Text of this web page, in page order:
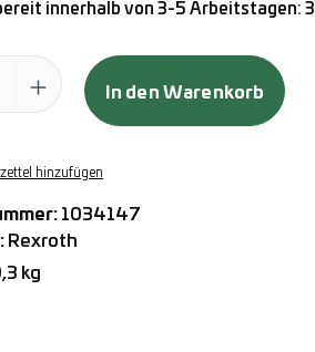
innerhalb von 3-5 Arbeitstagen: 3
Gib den gewünschten Wert ein
In den Warenkorb
hinzufügen
1034147
Rexroth
kg